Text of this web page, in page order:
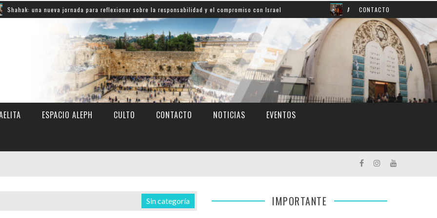
una nueva jornada para reflexionar sobre la responsabilidad y el compromiso con Israel Así aprendemos inglés: mirá el grato
CONTACTO
ESPACIO ALEPH CULTO CONTACTO NOTICIAS EVENTOS
Sin categoría IMPORTANTE